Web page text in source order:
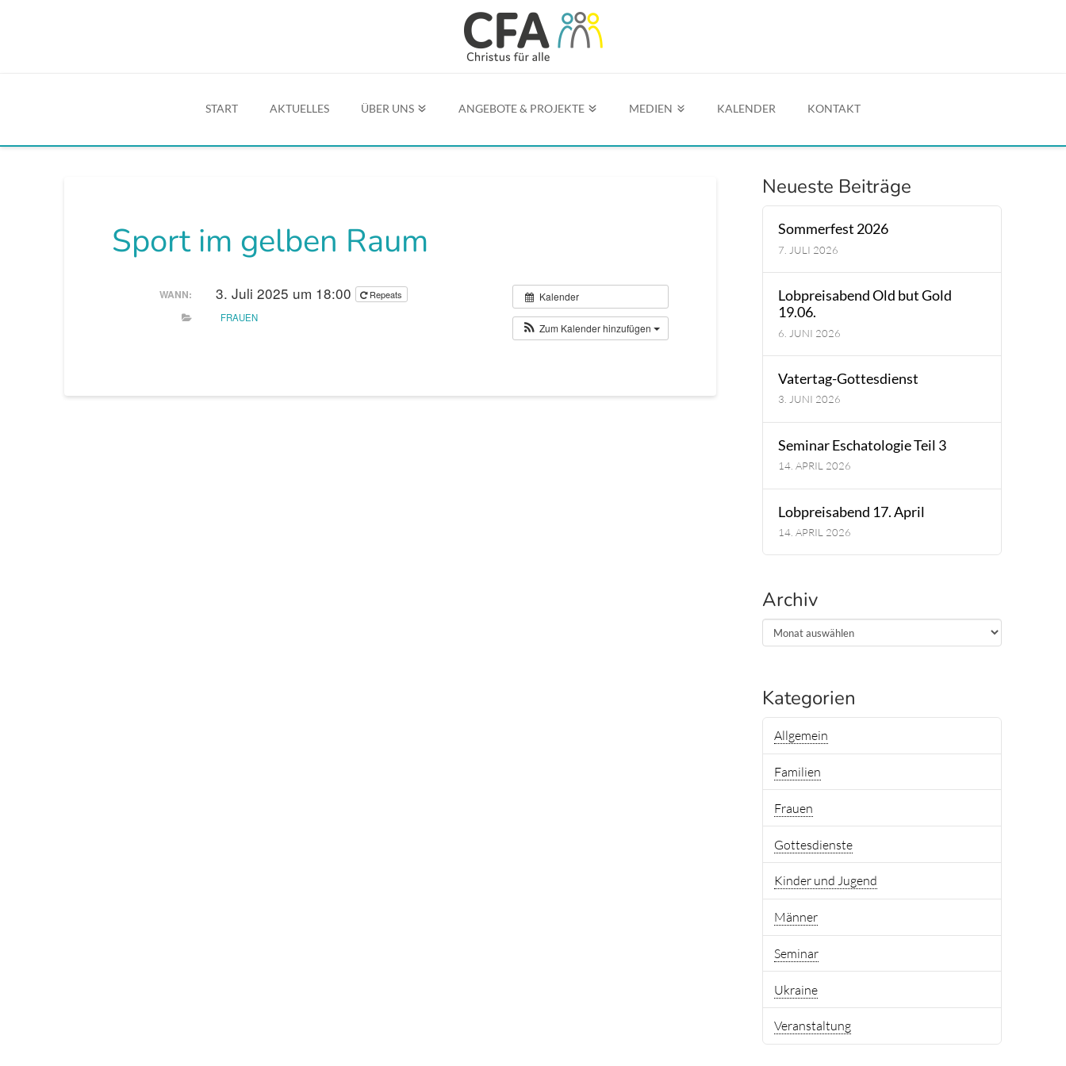
START AKTUELLES ÜBER UNS ANGEBOTE & PROJEKTE MEDIEN KALENDER KONTAKT
Sport im gelben Raum
Kalender
Zum Kalender hinzufügen
WANN: 3. Juli 2025 um 18:00
Repeats
FRAUEN
Neueste Beiträge
Sommerfest 2026
7. JULI 2026
Lobpreisabend Old but Gold
19.06.
6. JUNI 2026
Vatertag-Gottesdienst
3. JUNI 2026
Seminar Eschatologie Teil 3
14. APRIL 2026
Lobpreisabend 17. April
14. APRIL 2026
Archiv
Archiv
Kategorien
Allgemein
Familien
Frauen
Gottesdienste
Kinder und Jugend
Männer
Seminar
Ukraine
Veranstaltung